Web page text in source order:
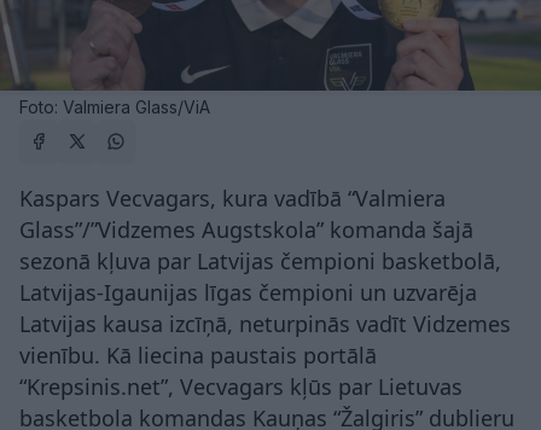
Foto: Valmiera Glass/ViA
Kaspars Vecvagars, kura vadībā “Valmiera
Glass”/”Vidzemes Augstskola” komanda šajā
sezonā kļuva par Latvijas čempioni basketbolā,
Latvijas-Igaunijas līgas čempioni un uzvarēja
Latvijas kausa izcīņā, neturpinās vadīt Vidzemes
vienību. Kā liecina paustais portālā
“Krepsinis.net”, Vecvagars kļūs par Lietuvas
basketbola komandas Kauņas “Žalgiris” dublieru